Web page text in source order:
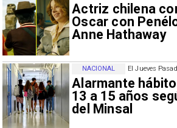
Actriz chilena
Oscar con
Anne Hathaway
El Jueves
Alarmante
13 a 15 años
del Minsal
NACIONAL